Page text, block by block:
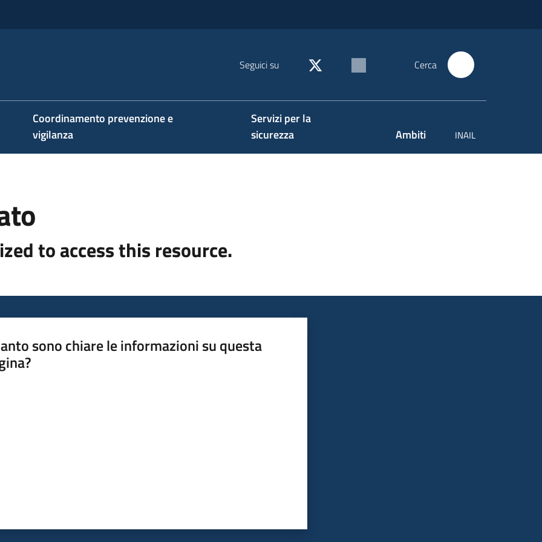
Seguici su Cerca
Coordinamento prevenzione e
vigilanza
Servizi per la
sicurezza
Ambiti INAIL
to access this resource.
sono chiare le informazioni su questa